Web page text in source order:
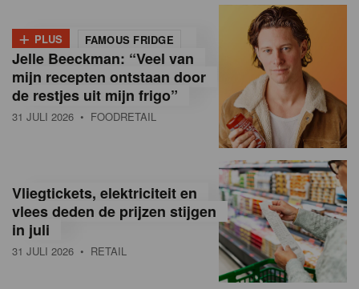
n
B
e
g
ë
+ PLUS FAMOUS FRIDGE
Jelle Beeckman: “Veel van
mijn recepten ontstaan door
de restjes uit mijn frigo”
31 JULI 2026 • FOODRETAIL
Vliegtickets, elektriciteit en
vlees deden de prijzen stijgen
in juli
31 JULI 2026 • RETAIL